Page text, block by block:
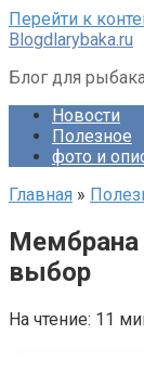
Перейти к
Blogdlarybaka.ru
Блог для
Новости
Полезное
фото и
Главная »
выбор
На чтение: 11